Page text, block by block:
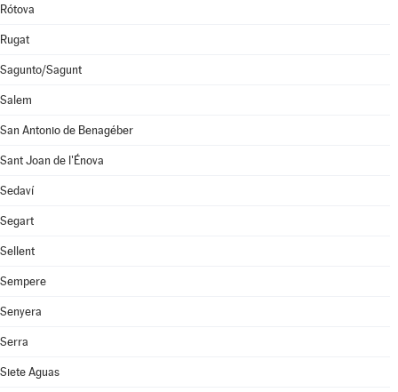
Rótova
Rugat
Sagunto/Sagunt
Salem
San Antonio de Benagéber
Sant Joan de l'Énova
Sedaví
Segart
Sellent
Sempere
Senyera
Serra
Siete Aguas